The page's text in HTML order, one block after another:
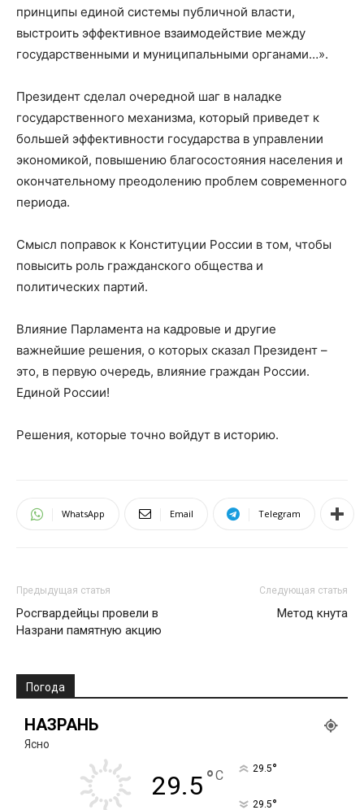
принципы единой системы публичной власти,
выстроить эффективное взаимодействие между
государственными и муниципальными органами…».⠀
Президент сделал очередной шаг в наладке
государственного механизма, который приведет к
большей эффективности государства в управлении
экономикой, повышению благосостояния населения и
окончательному преодолению проблем современного
периода. ⠀
Смысл поправок к Конституции России в том, чтобы
повысить роль гражданского общества и
политических партий. ⠀
Влияние Парламента на кадровые и другие
важнейшие решения, о которых сказал Президент –
это, в первую очередь, влияние граждан России.
Единой России!⠀
Решения, которые точно войдут в историю.
WhatsApp Email Telegram
Предыдущая статья
Росгвардейцы провели в
Назрани памятную акцию
Следующая статья
Метод кнута
Погода
НАЗРАНЬ
Ясно
29.5°C 29.5°
29.5°